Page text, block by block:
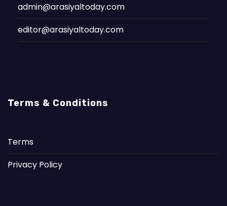
admin@arasiyaltoday.com
editor@arasiyaltoday.com
Terms & Conditions
Terms
Privacy Policy